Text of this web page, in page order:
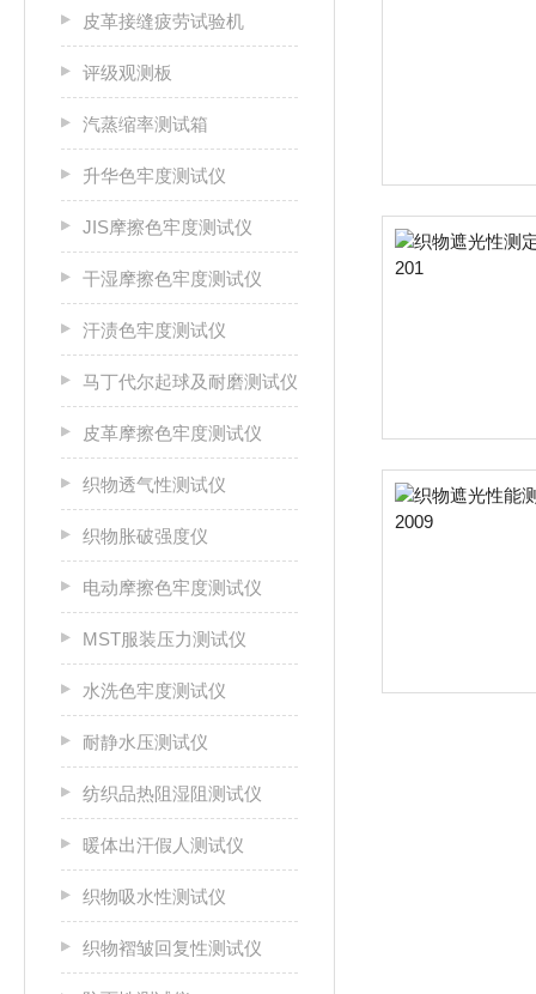
皮革接缝疲劳试验机
评级观测板
汽蒸缩率测试箱
升华色牢度测试仪
JIS摩擦色牢度测试仪
干湿摩擦色牢度测试仪
汗渍色牢度测试仪
马丁代尔起球及耐磨测试仪
皮革摩擦色牢度测试仪
织物透气性测试仪
织物胀破强度仪
电动摩擦色牢度测试仪
MST服装压力测试仪
水洗色牢度测试仪
耐静水压测试仪
纺织品热阻湿阻测试仪
暖体出汗假人测试仪
织物吸水性测试仪
织物褶皱回复性测试仪